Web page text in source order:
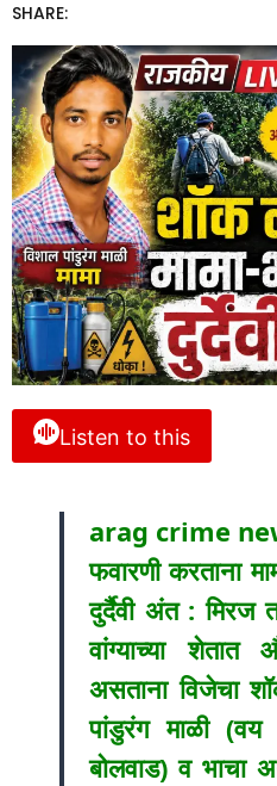
SHARE:
Listen to this
arag crime
फवारणी करताना
दुर्दैवी अंत : मिरज
वांग्याच्या
असताना विजेचा
पांडुरंग माळी
बोलवाड) व भाचा